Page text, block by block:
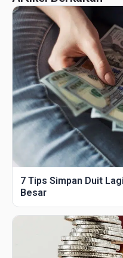
7 Tips Simpan Duit
Besar